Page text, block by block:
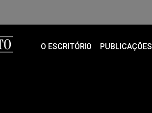
O ESCRITÓRIO PUBLICAÇÕES